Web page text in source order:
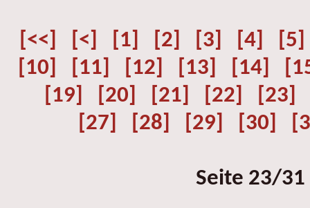
[<<] [<] [1] [2] [3] [4]
[5]
[10]
[11] [12] [13] [14]
[19]
[20] [21] [22]
[23]
[27]
[28] [29] [30]
Seite 23/31